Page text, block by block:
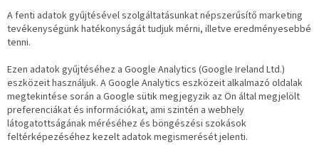
A fenti adatok gyűjtésével szolgáltatásunkat népszerűsítő marketing
tevékenységünk hatékonyságát tudjuk mérni, illetve eredményesebbé
tenni.
Ezen adatok gyűjtéséhez a Google Analytics (Google Ireland Ltd.)
eszközeit használjuk. A Google Analytics eszközeit alkalmazó oldalak
megtekintése során a Google sütik megjegyzik az Ön által megjelölt
preferenciákat és információkat, ami szintén a webhely
látogatottságának méréséhez és böngészési szokások
feltérképezéséhez kezelt adatok megismerését jelenti.